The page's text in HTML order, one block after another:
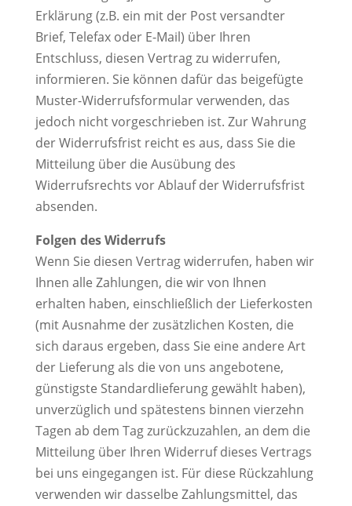
Erklärung (z.B. ein mit der Post versandter
Brief, Telefax oder E-Mail) über Ihren
Entschluss, diesen Vertrag zu widerrufen,
informieren. Sie können dafür das beigefügte
Muster-Widerrufsformular verwenden, das
jedoch nicht vorgeschrieben ist. Zur Wahrung
der Widerrufsfrist reicht es aus, dass Sie die
Mitteilung über die Ausübung des
Widerrufsrechts vor Ablauf der Widerrufsfrist
absenden.
Folgen des Widerrufs
Wenn Sie diesen Vertrag widerrufen, haben wir
Ihnen alle Zahlungen, die wir von Ihnen
erhalten haben, einschließlich der Lieferkosten
(mit Ausnahme der zusätzlichen Kosten, die
sich daraus ergeben, dass Sie eine andere Art
der Lieferung als die von uns angebotene,
günstigste Standardlieferung gewählt haben),
unverzüglich und spätestens binnen vierzehn
Tagen ab dem Tag zurückzuzahlen, an dem die
Mitteilung über Ihren Widerruf dieses Vertrags
bei uns eingegangen ist. Für diese Rückzahlung
verwenden wir dasselbe Zahlungsmittel, das